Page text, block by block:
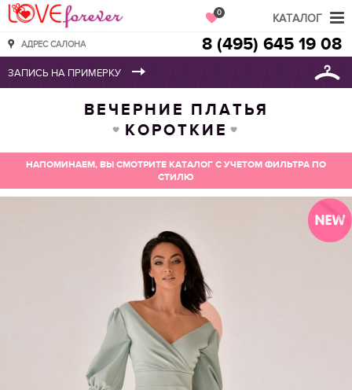
Love Forever
АДРЕС САЛОНА
0
8 (495) 645 19 08
ВЕЧЕРНИЕ ПЛАТЬЯ
КОРОТКИЕ
НАПОМИНАЕМ, ВЫ СМОТРИТЕ КАТАЛОГ С УЧЕТОМ ФИЛЬТРА ПО
СТИЛЮ
КАТАЛОГ